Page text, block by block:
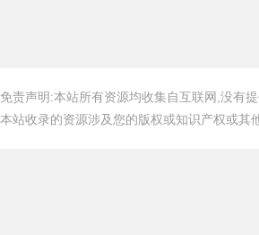
免责声明:本站所有资源均收集自互联网,没有
本站收录的资源涉及您的版权或知识产权或